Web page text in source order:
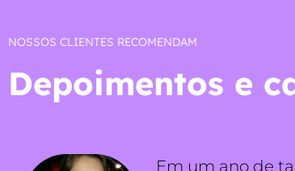
NOSSOS CLIENTES RECOMENDAM
Depoimentos e
Em um ano de